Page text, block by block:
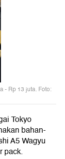
- Rp 13 juta. Foto:
Tokyo
bahan-
A5 Wagyu
pack.